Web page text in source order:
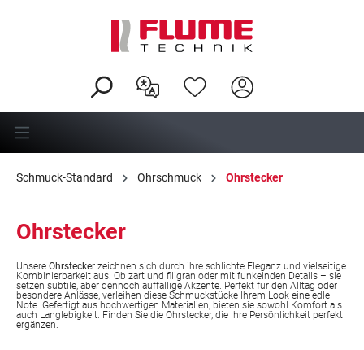
Schmuck-Standard Ohrschmuck Ohrstecker
Ohrstecker
Unsere Ohrstecker zeichnen sich durch ihre schlichte Eleganz und vielseitige
Kombinierbarkeit aus. Ob zart und filigran oder mit funkelnden Details – sie
setzen subtile, aber dennoch auffällige Akzente. Perfekt für den Alltag oder
besondere Anlässe, verleihen diese Schmuckstücke Ihrem Look eine edle
Note. Gefertigt aus hochwertigen Materialien, bieten sie sowohl Komfort als
auch Langlebigkeit. Finden Sie die Ohrstecker, die Ihre Persönlichkeit perfekt
ergänzen.